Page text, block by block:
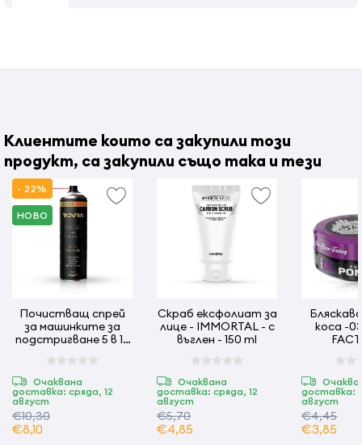
Клиентите които са закупили този
продукт, са закупили също така и тези
- 22%
НОВО
Почистващ спрей
за машинките за
подстригване 5 в 1 -
Очаквана
доставка: сряда, 12
август
€10,30
€8,10
Скраб ексфолиат за
лице - IMMORTAL - с
въглен - 150 ml
Очаквана
доставка: сряда, 12
август
€5,70
€4,85
коса -03- SHAVE
доставка:
август
€4,45
€3,85